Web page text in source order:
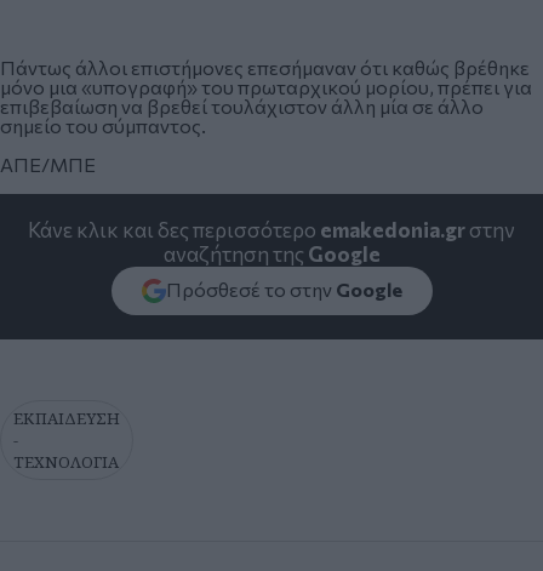
Πάντως άλλοι επιστήμονες επεσήμαναν ότι καθώς βρέθηκε
μόνο μια «υπογραφή» του πρωταρχικού μορίου, πρέπει για
επιβεβαίωση να βρεθεί τουλάχιστον άλλη μία σε άλλο
σημείο του σύμπαντος.
ΑΠΕ/ΜΠΕ
Κάνε κλικ και δες περισσότερο emakedonia.grστην
αναζήτηση της Google
Πρόσθεσέ το στην Google
ΕΚΠΑΙΔΕΥΣΗ
-
ΤΕΧΝΟΛΟΓΙΑ